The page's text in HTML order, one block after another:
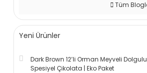
Tüm
Yeni Ürünler
Dark Brown 12’li Orman Meyveli Dolgulu
Spesiyel Çikolata | Eko Paket